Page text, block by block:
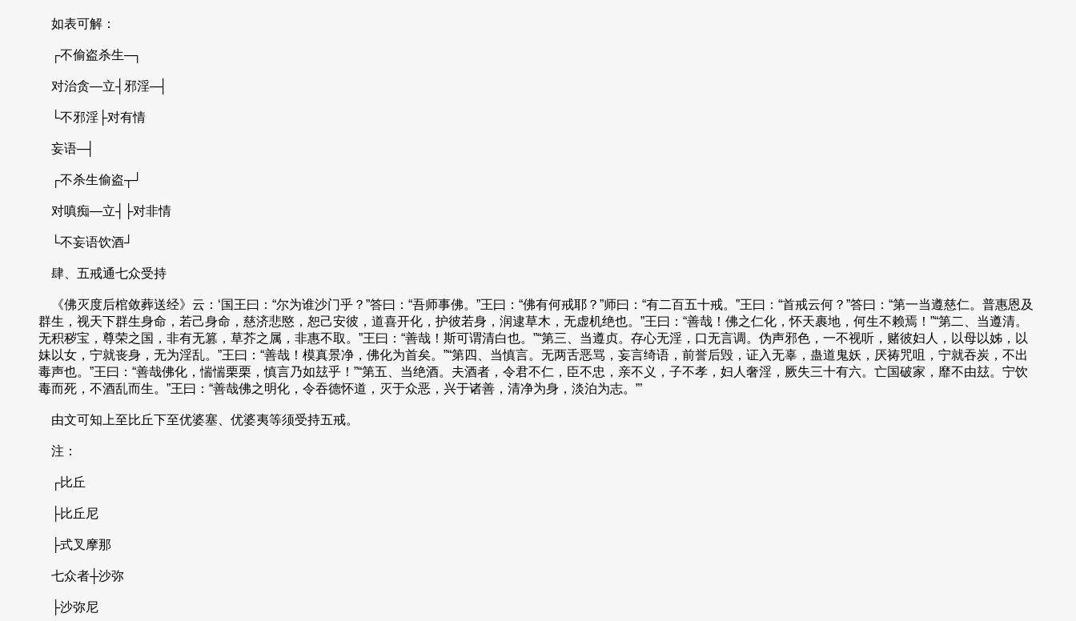
如表可解：
┌不偷盗杀生─┐
对治贪—立┤邪淫─┤
└不邪淫├对有情
妄语─┤
┌不杀生偷盗┬┘
对嗔痴—立┤├对非情
└不妄语饮酒┘
肆、五戒通七众受持
《佛灭度后棺敛葬送经》云：‘国王曰：“尔为谁沙门乎？”答曰：“吾师事佛。”王曰：“佛有何戒耶？”师曰：“有二百五十戒。”王曰：“首戒云何？”答曰：“第一当遵慈仁。普惠恩及
群生，视天下群生身命，若己身命，慈济悲愍，恕己安彼，道喜开化，护彼若身，润逮草木，无虚机绝也。”王曰：“善哉！佛之仁化，怀天裹地，何生不赖焉！”“第二、当遵清。
无积秽宝，尊荣之国，非有无篡，草芥之属，非惠不取。”王曰：“善哉！斯可谓清白也。”“第三、当遵贞。存心无淫，口无言调。伪声邪色，一不视听，赌彼妇人，以母以姊，以
妹以女，宁就丧身，无为淫乱。”王曰：“善哉！模真景净，佛化为首矣。”“第四、当慎言。无两舌恶骂，妄言绮语，前誉后毁，证入无辜，蛊道鬼妖，厌祷咒咀，宁就吞炭，不出
毒声也。”王曰：“善哉佛化，惴惴栗栗，慎言乃如玆乎！”“第五、当绝酒。夫酒者，令君不仁，臣不忠，亲不义，子不孝，妇人奢淫，厥失三十有六。亡国破家，靡不由玆。宁饮
毒而死，不酒乱而生。”王曰：“善哉佛之明化，令吞德怀道，灭于众恶，兴于诸善，清净为身，淡泊为志。”’
由文可知上至比丘下至优婆塞、优婆夷等须受持五戒。
注：
┌比丘
├比丘尼
├式叉摩那
七众者┼沙弥
├沙弥尼